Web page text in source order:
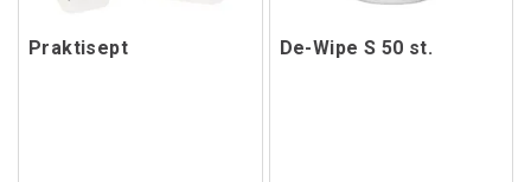
Praktisept De-Wipe S 50 st.